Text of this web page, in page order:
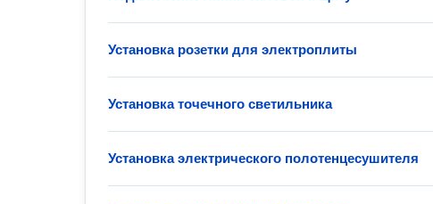
Установка розетки для электроплиты
Установка точечного светильника
Установка электрического полотенцесушителя